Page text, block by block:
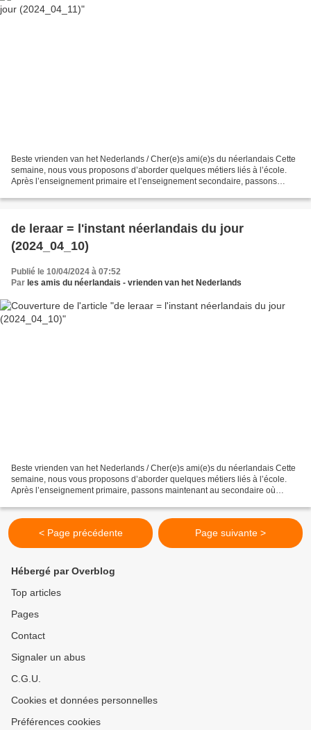
Beste vrienden van het Nederlands / Cher(e)s ami(e)s du néerlandais Cette
semaine, nous vous proposons d’aborder quelques métiers liés à l’école.
Après l’enseignement primaire et l’enseignement secondaire, passons
de leraar = l'instant néerlandais du jour
(2024_04_10)
Publié le 10/04/2024 à 07:52
Par les amis du néerlandais - vrienden van het Nederlands
Beste vrienden van het Nederlands / Cher(e)s ami(e)s du néerlandais Cette
semaine, nous vous proposons d’aborder quelques métiers liés à l’école.
Après l’enseignement primaire, passons maintenant au secondaire où
< Page précédente Page suivante >
Hébergé par Overblog
Top articles
Pages
Contact
Signaler un abus
C.G.U.
Cookies et données personnelles
Préférences cookies